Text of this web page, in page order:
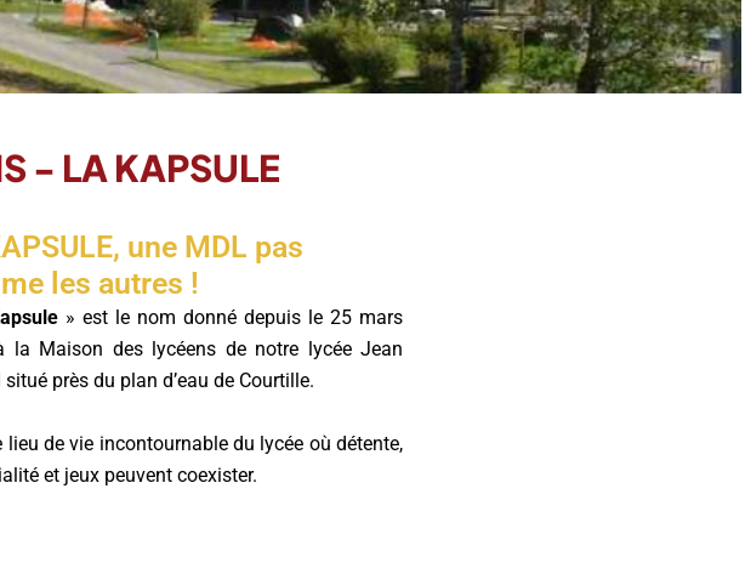
- LA KAPSULE
une MDL pas
les autres !
» est le nom donné depuis le 25 mars
la Maison des lycéens de notre lycée Jean
situé près du plan d’eau de Courtille.
lieu de vie incontournable du lycée où détente,
et jeux peuvent coexister.